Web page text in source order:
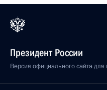
Президент России
Версия официального сайта